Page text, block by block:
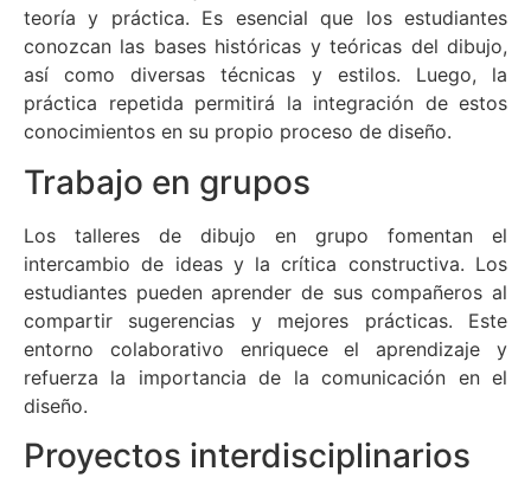
teoría y práctica. Es esencial que los estudiantes
conozcan las bases históricas y teóricas del dibujo,
así como diversas técnicas y estilos. Luego, la
práctica repetida permitirá la integración de estos
conocimientos en su propio proceso de diseño.
Trabajo en grupos
Los talleres de dibujo en grupo fomentan el
intercambio de ideas y la crítica constructiva. Los
estudiantes pueden aprender de sus compañeros al
compartir sugerencias y mejores prácticas. Este
entorno colaborativo enriquece el aprendizaje y
refuerza la importancia de la comunicación en el
diseño.
Proyectos interdisciplinarios